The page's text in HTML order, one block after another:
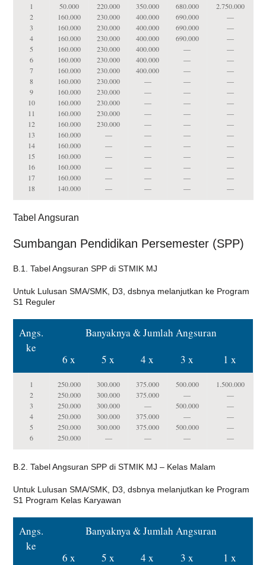
1
2
3
4
5
6
7
8
9
10
11
12
13
14
15
16
17
18
50.000
160.000
160.000
160.000
160.000
160.000
160.000
160.000
160.000
160.000
160.000
160.000
160.000
160.000
160.000
160.000
160.000
140.000
220.000
230.000
230.000
230.000
230.000
230.000
230.000
230.000
230.000
230.000
230.000
230.000
—
—
—
—
—
—
350.000
400.000
400.000
400.000
400.000
400.000
400.000
—
—
—
—
—
—
—
—
—
—
—
680.000
690.000
690.000
690.000
—
—
—
—
—
—
—
—
—
—
—
—
—
—
2.750.000
—
—
—
—
—
—
—
—
—
—
—
—
—
—
—
—
—
Tabel Angsuran
Sumbangan Pendidikan Persemester (SPP)
B.1. Tabel Angsuran SPP di STMIK MJ
Untuk Lulusan SMA/SMK, D3, dsbnya melanjutkan ke Program
S1 Reguler
Angs.
ke
Banyaknya & Jumlah Angsuran
6 x
5 x 4 x 3 x 1 x
1
2
3
4
5
6
250.000
250.000
250.000
250.000
250.000
250.000
300.000
300.000
300.000
300.000
300.000
—
375.000
375.000
—
375.000
375.000
—
500.000
—
500.000
—
500.000
—
1.500.000
—
—
—
—
—
B.2. Tabel Angsuran SPP di STMIK MJ – Kelas Malam
Untuk Lulusan SMA/SMK, D3, dsbnya melanjutkan ke Program
S1 Program Kelas Karyawan
Angs.
ke
Banyaknya & Jumlah Angsuran
6 x
5 x 4 x 3 x 1 x